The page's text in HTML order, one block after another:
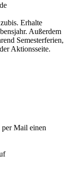
Erhalte
Außerdem
Semesterferien,
Aktionsseite.
per Mail einen